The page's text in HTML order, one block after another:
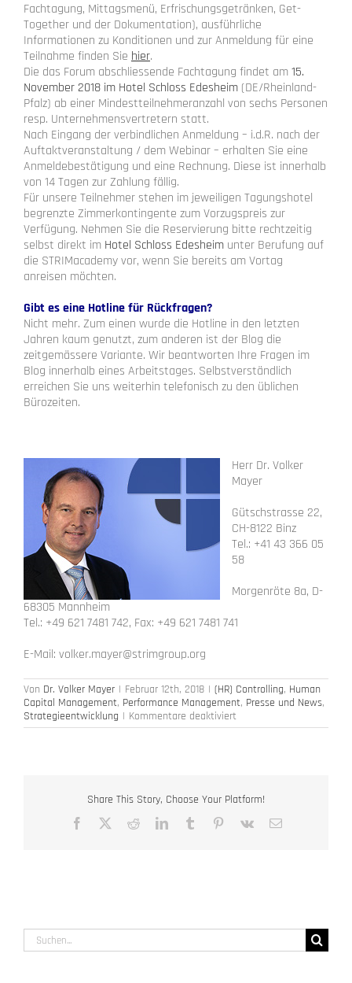
Fachtagung, Mittagsmenü, Erfrischungsgetränken, Get-
Together und der Dokumentation), ausführliche
Informationen zu Konditionen und zur Anmeldung für eine
Teilnahme finden Sie hier.
Die das Forum abschliessende Fachtagung findet am15.
November 2018 im Hotel Schloss Edesheim (DE/Rheinland-
Pfalz) ab einer Mindestteilnehmeranzahl von sechs Personen
resp. Unternehmensvertretern statt.
Nach Eingang der verbindlichen Anmeldung – i.d.R. nach der
Auftaktveranstaltung / dem Webinar – erhalten Sie eine
Anmeldebestätigung und eine Rechnung. Diese ist innerhalb
von 14 Tagen zur Zahlung fällig.
Für unsere Teilnehmer stehen im jeweiligen Tagungshotel
begrenzte Zimmerkontingente zum Vorzugspreis zur
Verfügung. Nehmen Sie die Reservierung bitte rechtzeitig
selbst direkt im Hotel Schloss Edesheim unter Berufung auf
die STRIMacademy vor, wenn Sie bereits am Vortag
anreisen möchten.
Gibt es eine Hotline für Rückfragen?
Nicht mehr. Zum einen wurde die Hotline in den letzten
Jahren kaum genutzt, zum anderen ist der Blog die
zeitgemässere Variante. Wir beantworten Ihre Fragen im
Blog innerhalb eines Arbeitstages. Selbstverständlich
erreichen Sie uns weiterhin telefonisch zu den üblichen
Bürozeiten.
Herr Dr. Volker
Mayer
Gütschstrasse 22,
CH-8122 Binz
Tel.: +41 43 366 05
58
Morgenröte 8a, D-
68305 Mannheim
Tel.: +49 621 7481 742, Fax: +49 621 7481 741
E-Mail: volker.mayer@strimgroup.org
Von Dr. Volker Mayer | Februar 12th, 2018 | (HR) Controlling, Human
Capital Management, Performance Management, Presse und News,
Strategieentwicklung | Kommentare deaktiviertfür
FAQ
2018
Share This Story, Choose Your Platform!
Facebook RedditLinkedInTumblr Pinterest
Vk
E-
Suche
nach: